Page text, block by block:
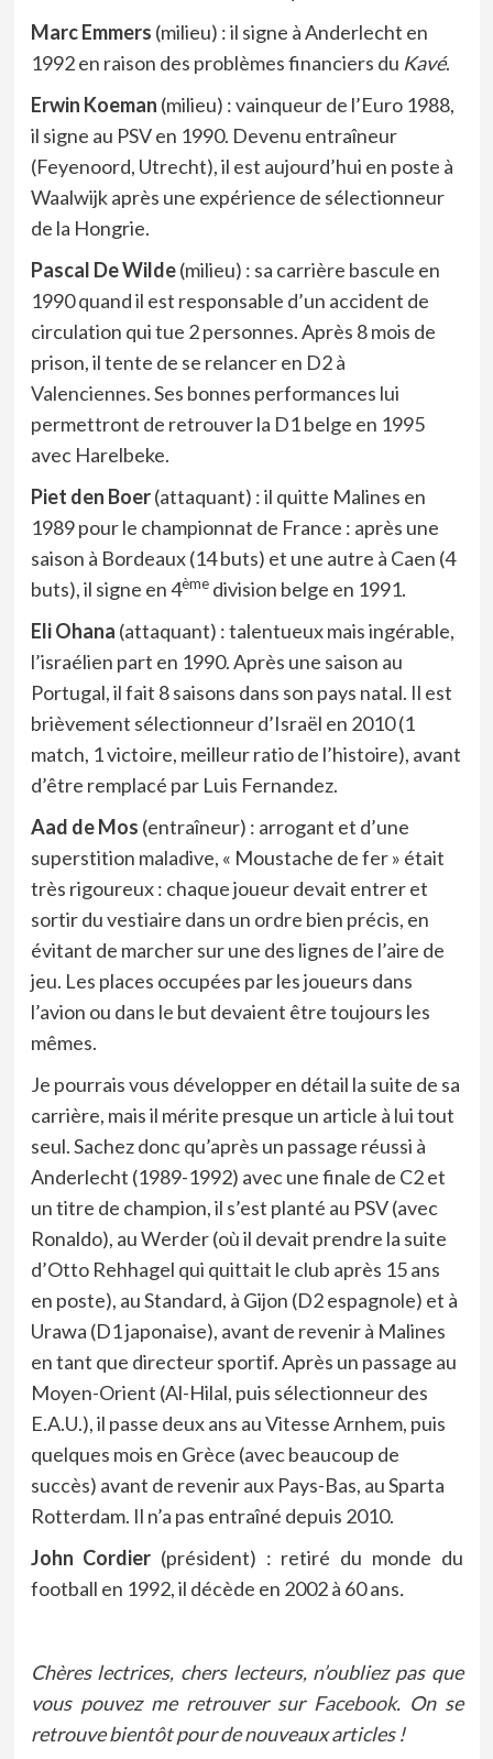
Marc Emmers (milieu) : il signe à Anderlecht en
1992 en raison des problèmes financiers du Kavé.
Erwin Koeman (milieu) : vainqueur de l’Euro 1988,
il signe au PSV en 1990. Devenu entraîneur
(Feyenoord, Utrecht), il est aujourd’hui en poste à
Waalwijk après une expérience de sélectionneur
de la Hongrie.
Pascal De Wilde(milieu) : sa carrière bascule en
1990 quand il est responsable d’un accident de
circulation qui tue 2 personnes. Après 8 mois de
prison, il tente de se relancer en D2 à
Valenciennes. Ses bonnes performances lui
permettront de retrouver la D1 belge en 1995
avec Harelbeke.
Piet den Boer(attaquant) : il quitte Malines en
1989 pour le championnat de France : après une
saison à Bordeaux (14 buts) et une autre à Caen (4
buts), il signe en 4èmedivision belge en 1991.
Eli Ohana (attaquant) : talentueux mais ingérable,
l’israélien part en 1990. Après une saison au
Portugal, il fait 8 saisons dans son pays natal. Il est
brièvement sélectionneur d’Israël en 2010 (1
match, 1 victoire, meilleur ratio de l’histoire), avant
d’être remplacé par Luis Fernandez.
Aad de Mos (entraîneur) : arrogant et d’une
superstition maladive, « Moustache de fer » était
très rigoureux : chaque joueur devait entrer et
sortir du vestiaire dans un ordre bien précis, en
évitant de marcher sur une des lignes de l’aire de
jeu. Les places occupées par les joueurs dans
l’avion ou dans le but devaient être toujours les
mêmes.
Je pourrais vous développer en détail la suite de sa
carrière, mais il mérite presque un article à lui tout
seul. Sachez donc qu’après un passage réussi à
Anderlecht (1989-1992) avec une finale de C2 et
un titre de champion, il s’est planté au PSV (avec
Ronaldo), au Werder (où il devait prendre la suite
d’Otto Rehhagel qui quittait le club après 15 ans
en poste), au Standard, à Gijon (D2 espagnole) et à
Urawa (D1 japonaise), avant de revenir à Malines
en tant que directeur sportif. Après un passage au
Moyen-Orient (Al-Hilal, puis sélectionneur des
E.A.U.), il passe deux ans au Vitesse Arnhem, puis
quelques mois en Grèce (avec beaucoup de
succès) avant de revenir aux Pays-Bas, au Sparta
Rotterdam. Il n’a pas entraîné depuis 2010.
John Cordier (président) : retiré du monde du
football en 1992, il décède en 2002 à 60 ans.
Chères lectrices, chers lecteurs, n’oubliez pas que
vous pouvez me retrouver sur Facebook. On se
retrouve bientôt pour de nouveaux articles !